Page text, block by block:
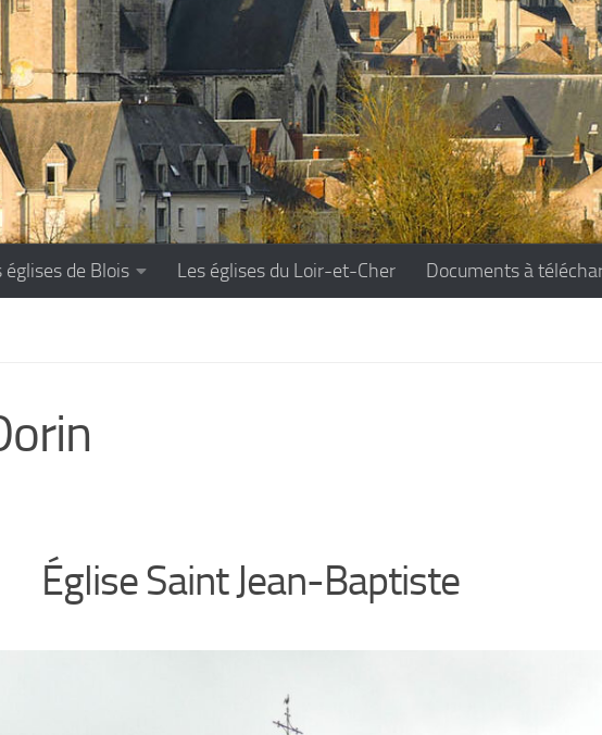
églises de Blois Les églises du Loir-et-Cher Documents à
Église Saint Jean-Baptiste